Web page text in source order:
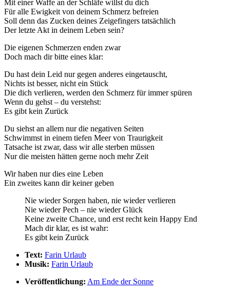
Mit einer Waffe an der Schläfe willst du dich
Für alle Ewigkeit von deinem Schmerz befreien
Soll denn das Zucken deines Zeigefingers tatsächlich
Der letzte Akt in deinem Leben sein?
Die eigenen Schmerzen enden zwar
Doch mach dir bitte eines klar:
Du hast dein Leid nur gegen anderes eingetauscht,
Nichts ist besser, nicht ein Stück
Die dich verlieren, werden den Schmerz für immer spüren
Wenn du gehst – du verstehst:
Es gibt kein Zurück
Du siehst an allem nur die negativen Seiten
Schwimmst in einem tiefen Meer von Traurigkeit
Tatsache ist zwar, dass wir alle sterben müssen
Nur die meisten hätten gerne noch mehr Zeit
Wir haben nur dies eine Leben
Ein zweites kann dir keiner geben
Nie wieder Sorgen haben, nie wieder verlieren
Nie wieder Pech – nie wieder Glück
Keine zweite Chance, und erst recht kein Happy End
Mach dir klar, es ist wahr:
Es gibt kein Zurück
Text: Farin Urlaub
Musik: Farin Urlaub
Veröffentlichung: Am Ende der Sonne